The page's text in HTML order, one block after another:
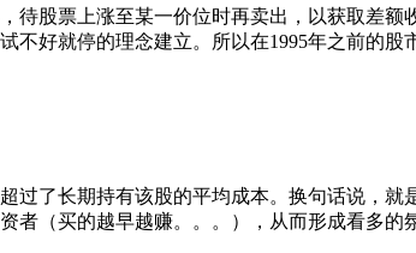
股票上涨至某一价位时再卖出，以获取差额
好就停的理念建立。所以在1995年之前的股
了长期持有该股的平均成本。换句话说，就
者（买的越早越赚。。。），从而形成看多的